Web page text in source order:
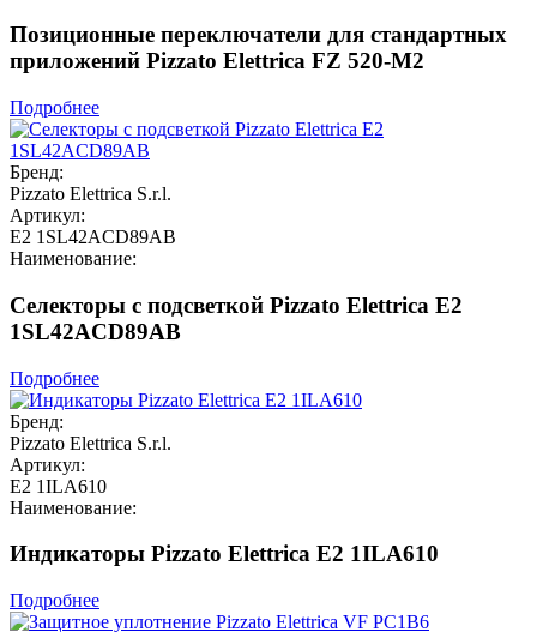
Позиционные переключатели для стандартных
приложений Pizzato Elettrica FZ 520-M2
Подробнее
Бренд:
Pizzato Elettrica S.r.l.
Артикул:
E2 1SL42ACD89AB
Наименование:
Селекторы с подсветкой Pizzato Elettrica E2
1SL42ACD89AB
Подробнее
Бренд:
Pizzato Elettrica S.r.l.
Артикул:
E2 1ILA610
Наименование:
Индикаторы Pizzato Elettrica E2 1ILA610
Подробнее